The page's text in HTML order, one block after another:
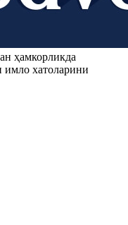
ҳамкорликда
имло хатоларини